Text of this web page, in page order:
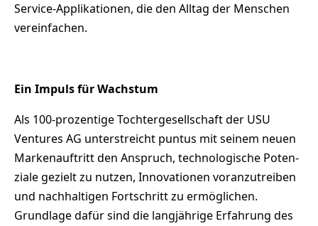
Service-Applikationen, die den Alltag der Menschen
vereinfachen.
Ein Impuls für Wachstum
Als 100-prozentige Tochtergesellschaft der USU
Ventures AG unterstreicht puntus mit seinem neuen
Markenauftritt den Anspruch, technologische Poten­
zi­ale gezielt zu nutzen, Innovationen voranzutreiben
und nachhaltigen Fort­schritt zu ermöglichen.
Grundlage dafür sind die langjährige Erfahrung des